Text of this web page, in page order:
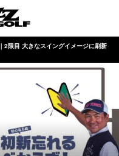
2限目 大きなスイングイメージに刷新